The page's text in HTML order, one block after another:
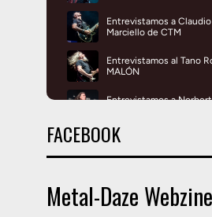
FACEBOOK
Metal-Daze Webzine